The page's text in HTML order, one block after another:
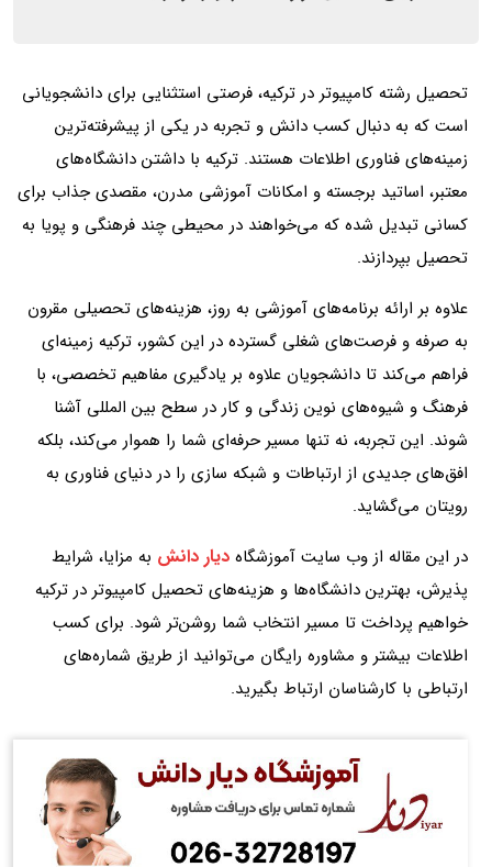
تحصیل رشته کامپیوتر در ترکیه، فرصتی استثنایی برای دانشجویانی
است که به دنبال کسب دانش و تجربه در یکی از پیشرفته‌ترین
زمینه‌های فناوری اطلاعات هستند. ترکیه با داشتن دانشگاه‌های
معتبر، اساتید برجسته و امکانات آموزشی مدرن، مقصدی جذاب برای
کسانی تبدیل شده که می‌خواهند در محیطی چند فرهنگی و پویا به
تحصیل بپردازند.
علاوه بر ارائه برنامه‌های آموزشی به‌ روز، هزینه‌های تحصیلی مقرون
به صرفه و فرصت‌های شغلی گسترده در این کشور، ترکیه زمینه‌ای
فراهم می‌کند تا دانشجویان علاوه بر یادگیری مفاهیم تخصصی، با
فرهنگ و شیوه‌های نوین زندگی و کار در سطح بین‌ المللی آشنا
شوند. این تجربه، نه تنها مسیر حرفه‌ای شما را هموار می‌کند، بلکه
افق‌های جدیدی از ارتباطات و شبکه‌ سازی را در دنیای فناوری به
رویتان می‌گشاید.
در این مقاله از وب سایت آموزشگاه دیار دانش به مزایا، شرایط
پذیرش، بهترین دانشگاه‌ها و هزینه‌های تحصیل کامپیوتر در ترکیه
خواهیم پرداخت تا مسیر انتخاب شما روشن‌تر شود. برای کسب
اطلاعات بیشتر و مشاوره رایگان می‌توانید از طریق شماره‌های
ارتباطی با کارشناسان ارتباط بگیرید.